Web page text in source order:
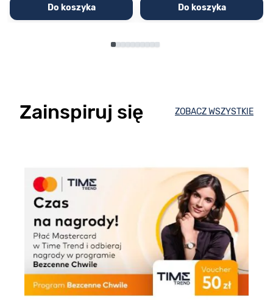
Do koszyka Do koszyka
Zainspiruj się ZOBACZ WSZYSTKIE